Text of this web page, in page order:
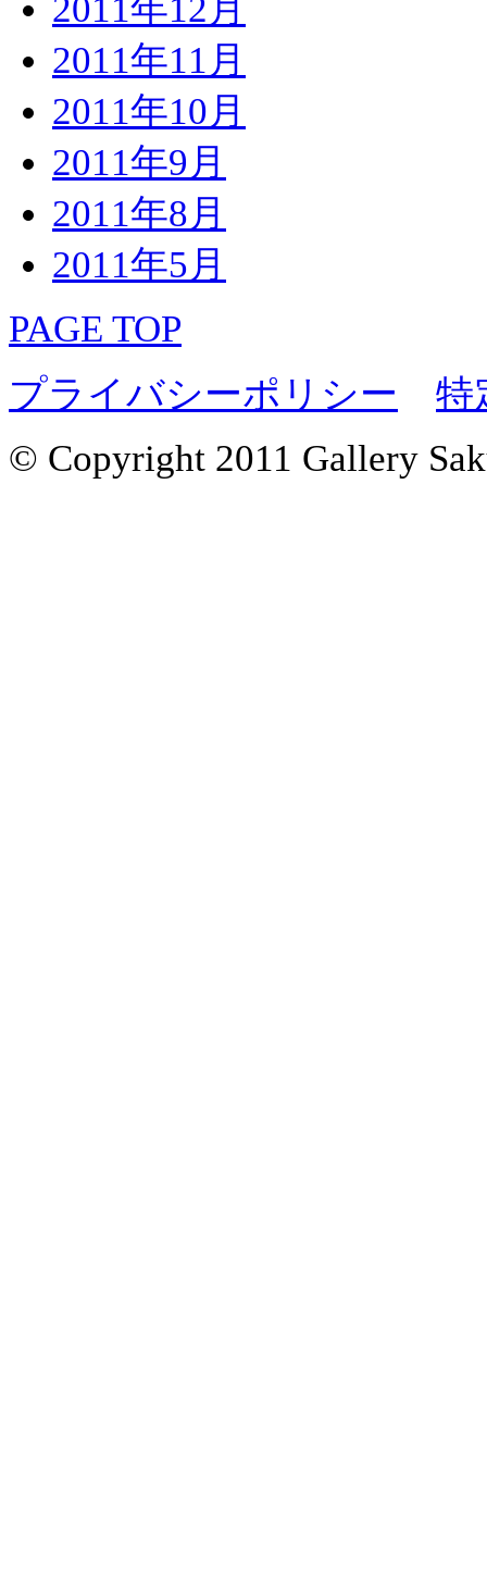
2011年12月
2011年11月
2011年10月
2011年9月
2011年8月
2011年5月
PAGE TOP
プライバシーポリシー
特
© Copyright 2011 Gallery